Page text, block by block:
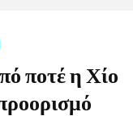
ποτέ η Χίο